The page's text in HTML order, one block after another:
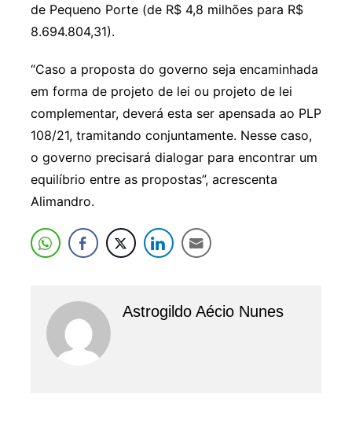
de Pequeno Porte (de R$ 4,8 milhões para R$
8.694.804,31).
“Caso a proposta do governo seja encaminhada
em forma de projeto de lei ou projeto de lei
complementar, deverá esta ser apensada ao PLP
108/21, tramitando conjuntamente. Nesse caso,
o governo precisará dialogar para encontrar um
equilíbrio entre as propostas”, acrescenta
Alimandro.
Astrogildo Aécio Nunes